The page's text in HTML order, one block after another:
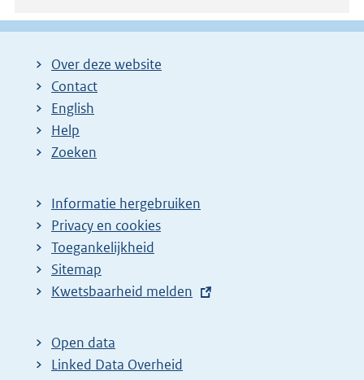
Over deze website
Contact
English
Help
Zoeken
Informatie hergebruiken
Privacy en cookies
Toegankelijkheid
Sitemap
E
t
e
Kwetsbaarheid melden
Open data
Linked Data Overheid